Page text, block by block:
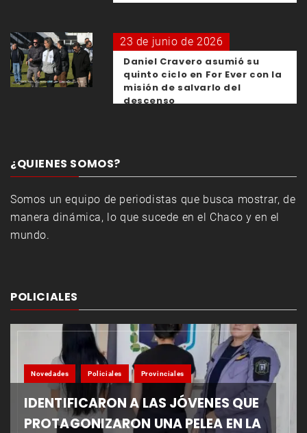
23 de junio de 2026
Daniel Cravero asumió su
quinto ciclo en For Ever con la
misión de salvarlo del
descenso
¿QUIENES SOMOS?
Somos un equipo de periodistas que busca mostrar, de
manera dinámica, lo que sucede en el Chaco y en el
mundo.
POLICIALES
Novedades Policiales Provinciales
IDENTIFICARON A LAS JÓVENES QUE
PROTAGONIZARON UNA PELEA EN LA